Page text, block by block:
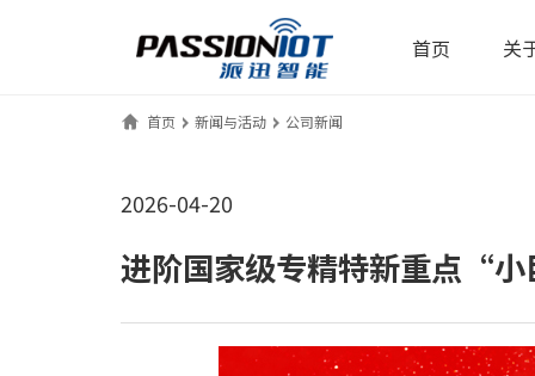
首页 关
首页 新闻与活动 公司新闻
2026-04-20
进阶国家级专精特新重点“